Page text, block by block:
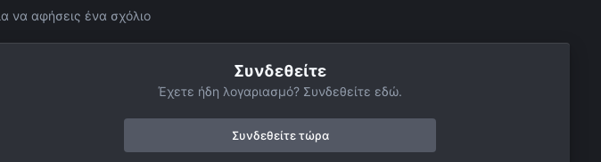
να αφήσεις ένα σχόλιο
Συνδεθείτε
Έχετε ήδη λογαριασμό? Συνδεθείτε εδώ.
Συνδεθείτε τώρα